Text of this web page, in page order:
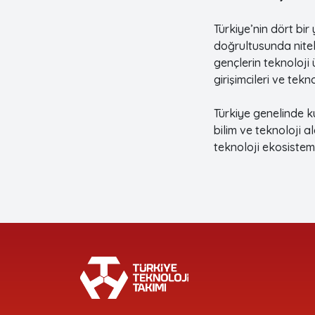
Türkiye’nin dört
doğrultusunda
gençlerin teknoloji
girişimcileri ve
Türkiye genelinde
bilim ve teknoloji
teknoloji